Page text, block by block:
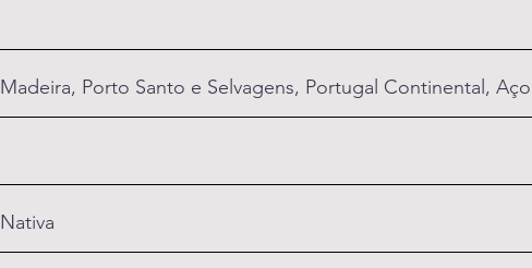
Madeira, Porto Santo e Selvagens, Portugal Continental,
Nativa